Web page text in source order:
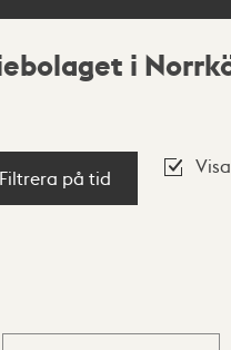
i
Filtrera på tid